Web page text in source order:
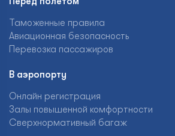
Таможенные правила
Авиационная безопасность
Перевозка пассажиров
В аэропорту
Онлайн регистрация
Залы повышенной комфортности
Сверхнормативный багаж